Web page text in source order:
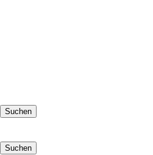
Suchen
Suchen